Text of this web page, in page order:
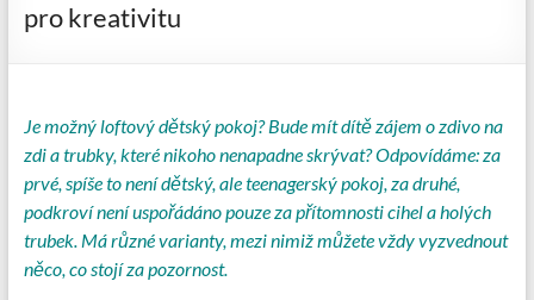
pro kreativitu
Je možný loftový dětský pokoj? Bude mít dítě zájem o zdivo na
zdi a trubky, které nikoho nenapadne skrývat? Odpovídáme: za
prvé, spíše to není dětský, ale teenagerský pokoj, za druhé,
podkroví není uspořádáno pouze za přítomnosti cihel a holých
trubek. Má různé varianty, mezi nimiž můžete vždy vyzvednout
něco, co stojí za pozornost.